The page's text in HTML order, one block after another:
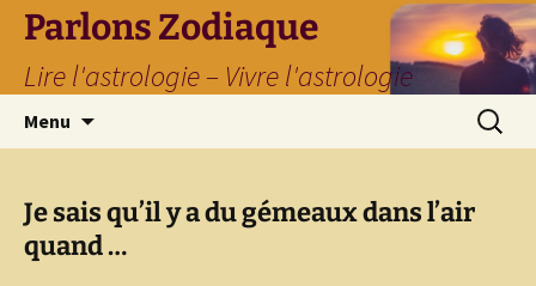
Parlons Zodiaque
Lire l'astrologie – Vivre l'astrologie
Menu
Je sais qu’il y a du gémeaux dans l’air
quand …